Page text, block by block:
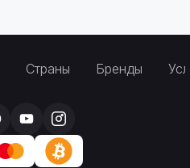
Страны Бренды